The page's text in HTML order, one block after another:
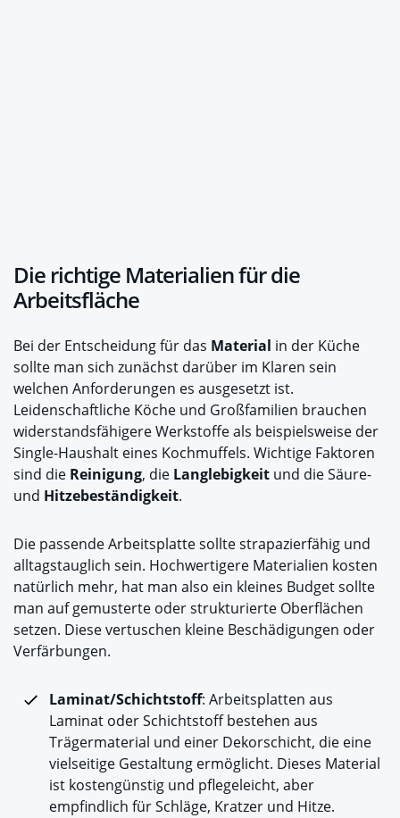
Die richtige Materialien für die
Arbeitsfläche
Bei der Entscheidung für das Material in der Küche
sollte man sich zunächst darüber im Klaren sein
welchen Anforderungen es ausgesetzt ist.
Leidenschaftliche Köche und Großfamilien brauchen
widerstandsfähigere Werkstoffe als beispielsweise der
Single-Haushalt eines Kochmuffels. Wichtige Faktoren
sind die Reinigung, die Langlebigkeit und die Säure-
und Hitzebeständigkeit.
Die passende Arbeitsplatte sollte strapazierfähig und
alltagstauglich sein. Hochwertigere Materialien kosten
natürlich mehr, hat man also ein kleines Budget sollte
man auf gemusterte oder strukturierte Oberflächen
setzen. Diese vertuschen kleine Beschädigungen oder
Verfärbungen.
Laminat/Schichtstoff: Arbeitsplatten aus
Laminat oder Schichtstoff bestehen aus
Trägermaterial und einer Dekorschicht, die eine
vielseitige Gestaltung ermöglicht. Dieses Material
ist kostengünstig und pflegeleicht, aber
empfindlich für Schläge, Kratzer und Hitze.